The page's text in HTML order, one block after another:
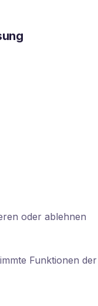
oder ablehnen
Funktionen